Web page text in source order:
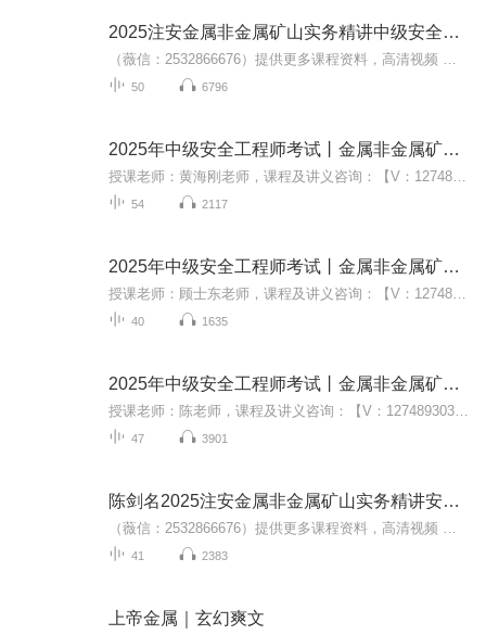
2025注安金属非金属矿山实务精讲中级安全工程师刘
50 6796
2025年中级安全工程师考试丨金属非金属矿山精讲
54 2117
2025年中级安全工程师考试丨金属非金属矿山精讲
40 1635
2025年中级安全工程师考试丨金属非金属矿山精讲
47 3901
陈剑名2025注安金属非金属矿山实务精讲安全工程师
41 2383
上帝金属｜玄幻爽文